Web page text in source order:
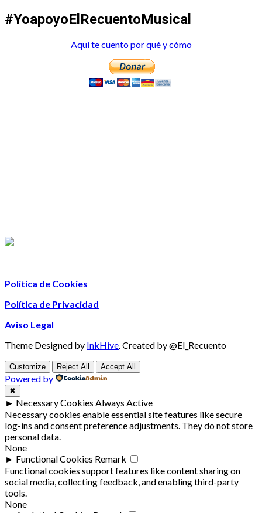
#YoapoyoElRecuentoMusical
Aquí te cuento por qué y cómo
Política de Cookies
Política de Privacidad
Aviso Legal
Theme Designed by InkHive.Created by @El_Recuento
Customize Reject All Accept All
Powered by
✖
► Necessary Cookies Always Active
Necessary cookies enable essential site features like secure
log-ins and consent preference adjustments. They do not store
personal data.
None
► Functional Cookies Remark
Functional cookies support features like content sharing on
social media, collecting feedback, and enabling third-party
tools.
None